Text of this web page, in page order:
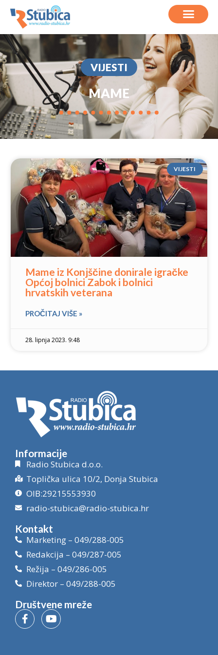
VIJESTI
MAME
VIJESTI
Mame iz Konjščine donirale igračke
Općoj bolnici Zabok i bolnici
hrvatskih veterana
PROČITAJ VIŠE »
28. lipnja 2023. 9:48
Informacije
Radio Stubica d.o.o.
Toplička ulica 10/2, Donja Stubica
OIB:29215553930
radio-stubica@radio-stubica.hr
Kontakt
Marketing – 049/288-005
Redakcija – 049/287-005
Režija – 049/286-005
Direktor – 049/288-005
Društvene mreže